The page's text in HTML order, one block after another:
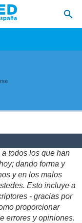
todos los que han
dando forma y
y en los malos
Esto incluye a
- gracias por
proporcionar
errores y opiniones.